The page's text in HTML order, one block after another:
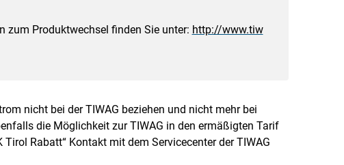
zum Produktwechsel finden Sie unter: http://www.tiw
nicht bei der TIWAG beziehen und nicht mehr bei
die Möglichkeit zur TIWAG in den ermäßigten Tarif
Tirol Rabatt“ Kontakt mit dem Servicecenter der TIWAG